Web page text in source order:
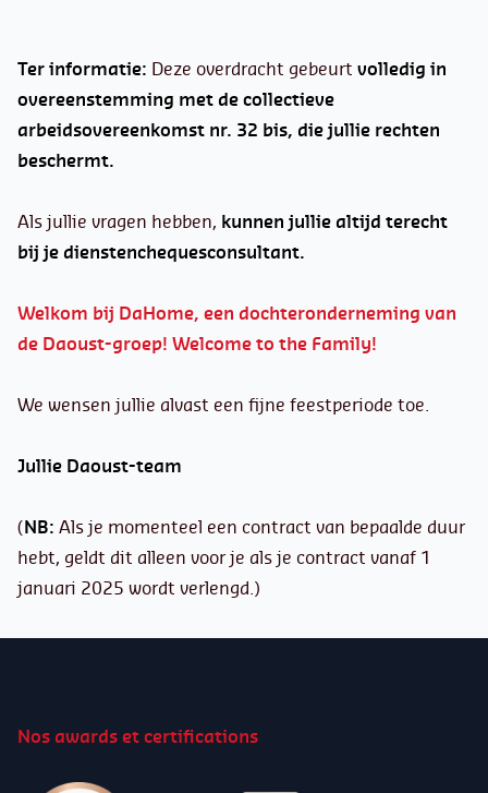
Ter informatie: Deze overdracht gebeurt volledig in
overeenstemming met de collectieve
arbeidsovereenkomst nr. 32 bis, die jullie rechten
beschermt.
Als jullie vragen hebben, kunnen jullie altijd terecht
bij je dienstenchequesconsultant.
Welkom bij DaHome, een dochteronderneming van
de Daoust-groep! Welcome to the Family!
We wensen jullie alvast een fijne feestperiode toe.
Jullie Daoust-team
(NB: Als je momenteel een contract van bepaalde duur
hebt, geldt dit alleen voor je als je contract vanaf 1
januari 2025 wordt verlengd.)
Nos awards et certifications